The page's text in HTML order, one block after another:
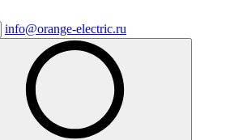
info@orange-electric.ru